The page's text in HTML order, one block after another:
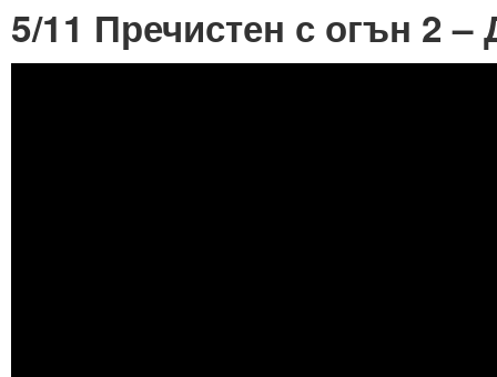
5/11 Пречистен с огън 2